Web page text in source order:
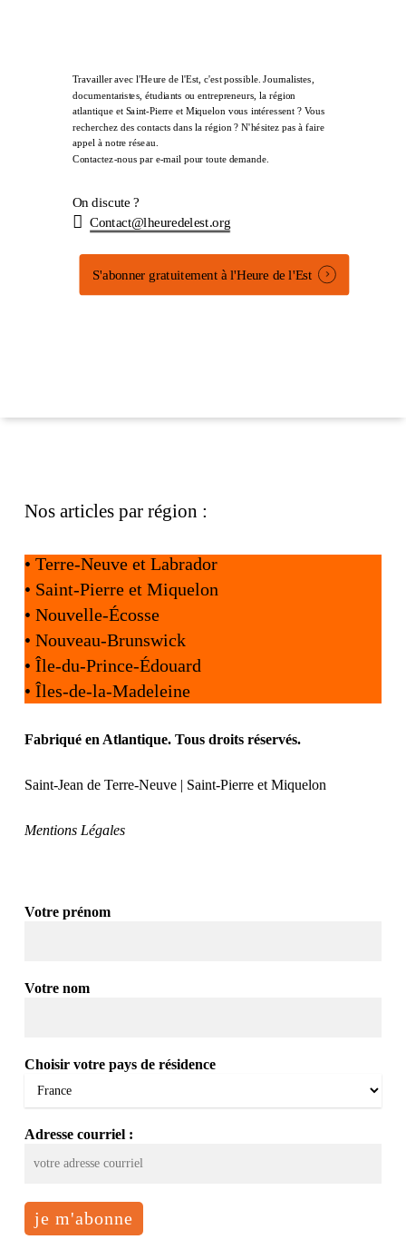
Travailler avec l'Heure de l'Est, c'est possible. Journalistes,
documentaristes, étudiants ou entrepreneurs, la région
atlantique et Saint-Pierre et Miquelon vous intéressent ? Vous
recherchez des contacts dans la région ? N'hésitez pas à faire
appel à notre réseau.
Contactez-nous par e-mail pour toute demande.
On discute ?
Contact@lheuredelest.org
S'abonner gratuitement à l'Heure de l'Est
Nos articles par région :
• Terre-Neuve et Labrador
• Saint-Pierre et Miquelon
• Nouvelle-Écosse
• Nouveau-Brunswick
• Île-du-Prince-Édouard
• Îles-de-la-Madeleine
Fabriqué en Atlantique. Tous droits réservés.
Saint-Jean de Terre-Neuve | Saint-Pierre et Miquelon
Mentions Légales
Votre prénom
Votre nom
Choisir votre pays de résidence
Adresse courriel :